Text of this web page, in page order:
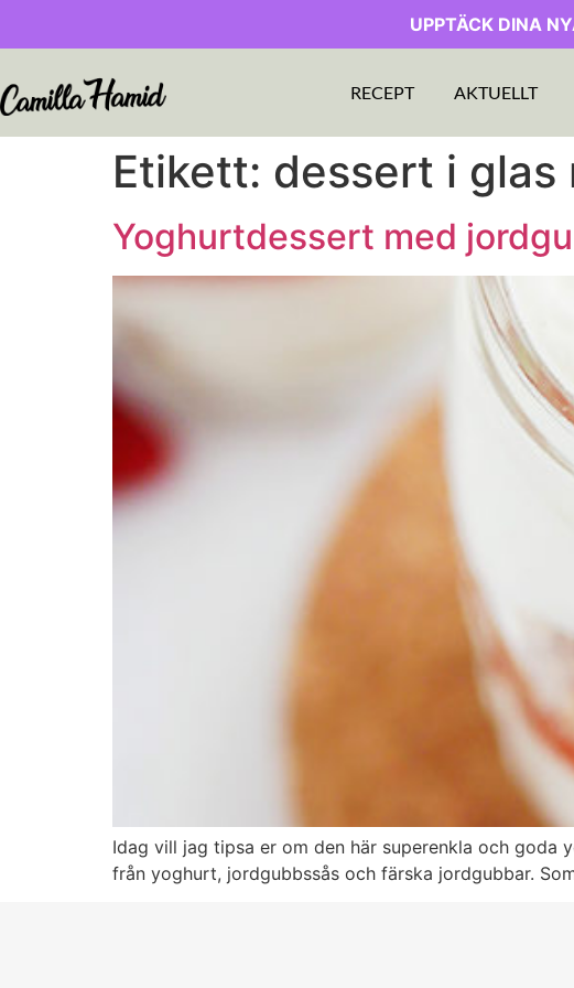
UPPTÄCK DINA
RECEPT AKTUELLT
Etikett: dessert i glas
Yoghurtdessert med
Idag vill jag tipsa er om den här superenkla och
från yoghurt, jordgubbssås och färska jordgubbar.